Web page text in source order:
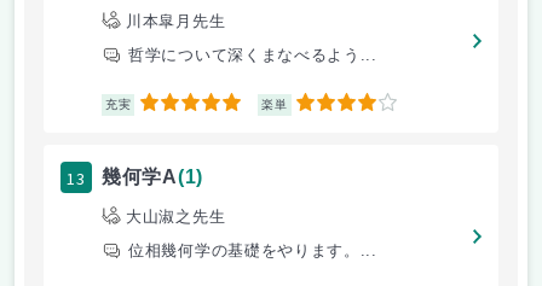
川本皐月先生
哲学について深くまなべるよう...
充実 5 楽単 4
13 幾何学A(1)
大山淑之先生
位相幾何学の基礎をやります。...